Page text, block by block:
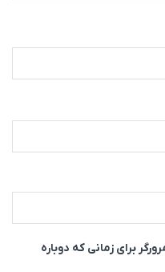
برای زمانی که دوباره